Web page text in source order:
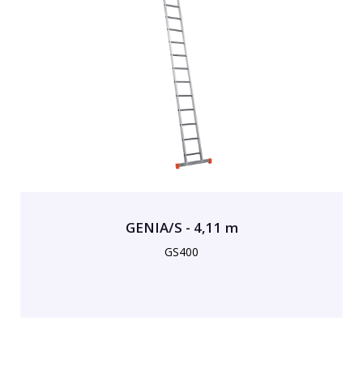
GENIA/S - 4,11 m
GS400